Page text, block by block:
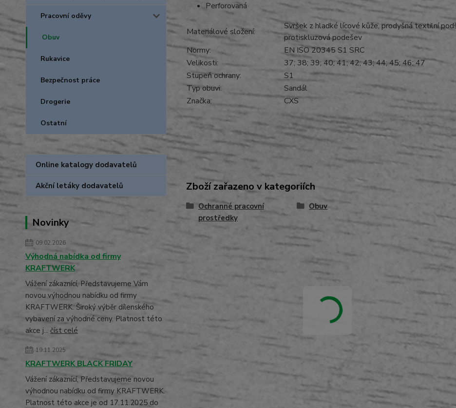
Pracovní oděvy
Obuv
Rukavice
Bezpečnost práce
Drogerie
Ostatní
Online katalogy dodavatelů
Akční letáky dodavatelů
Novinky
09.02.2026
Výhodná nabídka od firmy
KRAFTWERK
Vážení zákaznící, Představujeme Vám
novou výhodnou nabídku od firmy
KRAFTWERK. Široký výběr dílenského
vybavení za výhodné ceny. Platnost této
akce j... číst celé
19.11.2025
KRAFTWERK BLACK FRIDAY
Vážení zákaznící, Představujeme novou
výhodnou nabídku od firmy KRAFTWERK.
Platnost této akce je od 17.11.2025 do
Perforovaná
Materiálové složení:
Svršek z hladké lícové kůže, prodyšná textilní
protiskluzová podešev
Normy:
EN ISO 20345 S1 SRC
Velikosti:
37; 38; 39; 40; 41; 42; 43; 44; 45; 46; 47
Stupeň ochrany:
S1
Typ obuvi:
Sandál
Značka:
CXS
Zboží zařazeno v kategoriích
Ochranné pracovní
prostředky
Obuv